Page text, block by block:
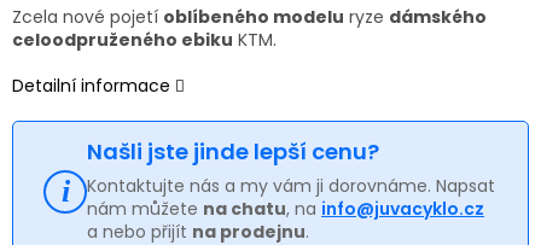
Zcela nové pojetí oblíbeného modelu ryze dámského
celoodpruženého ebiku KTM.
Detailní informace
Našli jste jinde lepší cenu?
Kontaktujte nás a my vám ji dorovnáme. Napsat
nám můžete na chatu, na info@juvacyklo.cz
a nebo přijít na prodejnu.